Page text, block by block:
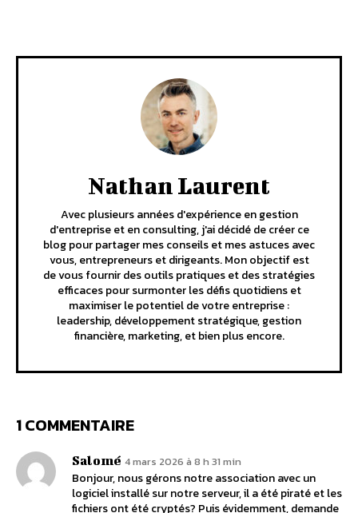
Nathan Laurent
Avec plusieurs années d'expérience en gestion
d'entreprise et en consulting, j'ai décidé de créer ce
blog pour partager mes conseils et mes astuces avec
vous, entrepreneurs et dirigeants. Mon objectif est
de vous fournir des outils pratiques et des stratégies
efficaces pour surmonter les défis quotidiens et
maximiser le potentiel de votre entreprise :
leadership, développement stratégique, gestion
financière, marketing, et bien plus encore.
1 COMMENTAIRE
Salomé 4 mars 2026 à 8 h 31 min
Bonjour, nous gérons notre association avec un
logiciel installé sur notre serveur, il a été piraté et les
fichiers ont été cryptés? Puis évidemment, demande